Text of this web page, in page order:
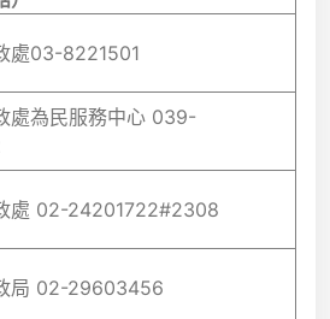
處03-8221501
處為民服務中心 039-
處 02-24201722#2308
局 02-29603456